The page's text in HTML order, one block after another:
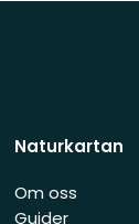
Naturkartan
Om oss
Guider